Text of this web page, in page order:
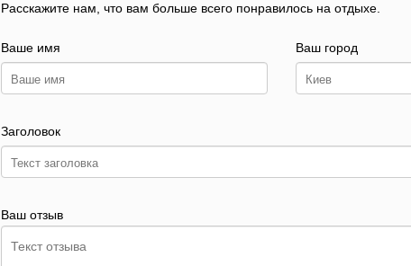
Расскажите нам, что вам больше всего понравилось на отдыхе.
Ваше имя Ваш город
Заголовок
Ваш отзыв